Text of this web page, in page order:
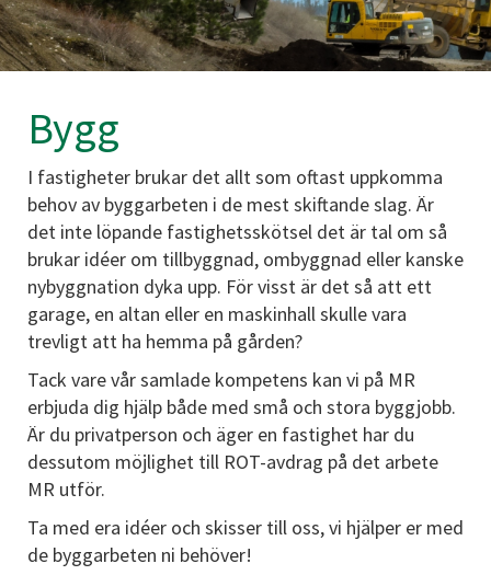
Bygg
I fastigheter brukar det allt som oftast uppkomma
behov av byggarbeten i de mest skiftande slag. Är
det inte löpande fastighetsskötsel det är tal om så
brukar idéer om tillbyggnad, ombyggnad eller kanske
nybyggnation dyka upp. För visst är det så att ett
garage, en altan eller en maskinhall skulle vara
trevligt att ha hemma på gården?
Tack vare vår samlade kompetens kan vi på MR
erbjuda dig hjälp både med små och stora byggjobb.
Är du privatperson och äger en fastighet har du
dessutom möjlighet till ROT-avdrag på det arbete
MR utför.
Ta med era idéer och skisser till oss, vi hjälper er med
de byggarbeten ni behöver!